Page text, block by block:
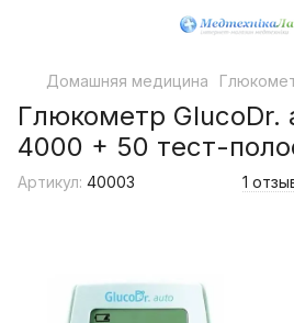
Домашняя медицина
Глюкометр GlucoDr.
4000 + 50 тест-
Артикул: 40003 1